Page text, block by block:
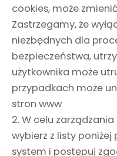
cookies, może
Zastrzegamy, że
niezbędnych dla
bezpieczeństwa,
użytkownika może
przypadkach może
stron www
2. W celu
wybierz z listy
system i postępuj